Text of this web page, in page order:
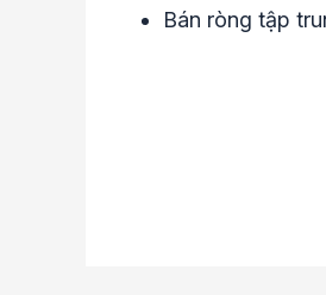
Bán ròng tập